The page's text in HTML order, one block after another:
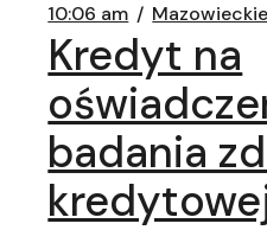
10:06 am Mazowieckie
Kredyt na
badania